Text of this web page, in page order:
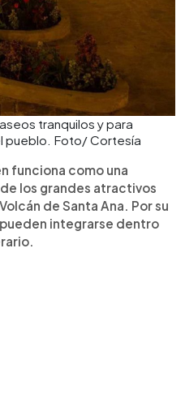
tranquilos y para
pueblo. Foto/ Cortesía
funciona como una
los grandes atractivos
de Santa Ana. Por su
integrarse dentro